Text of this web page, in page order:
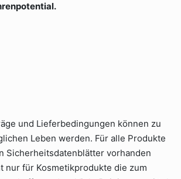
und Lieferbedingungen können zu
Leben werden. Für alle Produkte
Sicherheitsdatenblätter vorhanden
nur für Kosmetikprodukte die zum